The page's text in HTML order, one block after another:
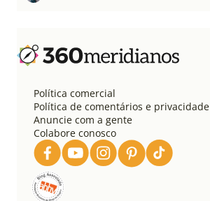
Política comercial
Política de comentários e privacidade
Anuncie com a gente
Colabore conosco